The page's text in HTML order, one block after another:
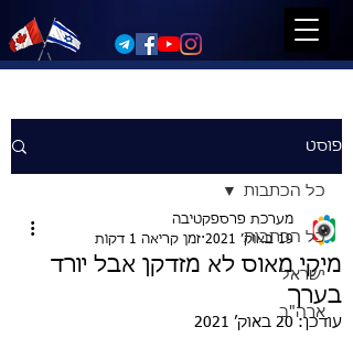
פוסט
כל הכתבות
ישראל
ארה"ב
כל הכתבות
מיקי מאוס לא מזדקן אבל יורד
בערך
מערכת פרספקטיבה
19 באוק׳ 2021
זמן קריאה 1 דקות
עודכן: 20 באוק׳ 2021